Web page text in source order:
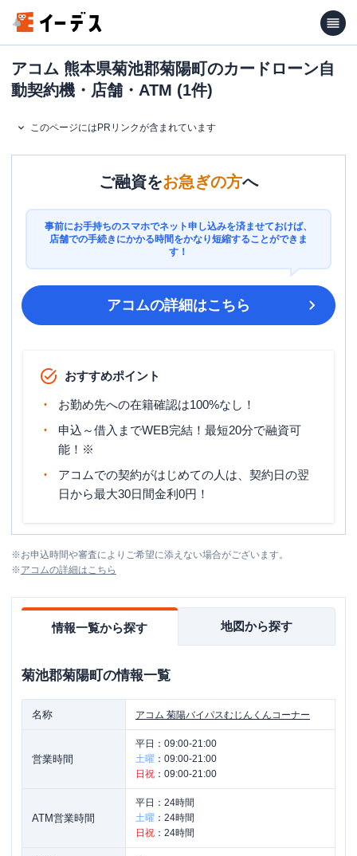
アコム 熊本県菊池郡菊陽町のカードローン自
動契約機・店舗・ATM (1件)
このページにはPRリンクが含まれています
ご融資をお急ぎの方へ
事前にお手持ちのスマホでネット申し込みを済ませておけば、
店舗での手続きにかかる時間をかなり短縮することができま
す！
アコムの詳細はこちら
おすすめポイント
お勤め先への在籍確認は100%なし！
申込～借入までWEB完結！最短20分で融資可
能！※
アコムでの契約がはじめての人は、契約日の翌
日から最大30日間金利0円！
※お申込時間や審査によりご希望に添えない場合がございます。
※アコムの詳細はこちら
情報一覧から探す 地図から探す
菊池郡菊陽町の情報一覧
名称 アコム 菊陽バイパスむじんくんコーナー
営業時間
平日： 09:00-21:00
土曜 ： 09:00-21:00
日祝 ： 09:00-21:00
ATM営業時間
平日： 24時間
土曜 ： 24時間
日祝 ： 24時間